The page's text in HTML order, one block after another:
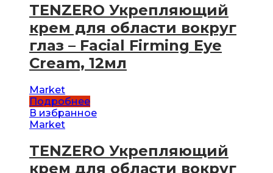
TENZERO Укрепляющий
крем для области вокруг
глаз – Facial Firming Eye
Cream, 12мл
Market
Подробнее
В избранное
Market
TENZERO Укрепляющий
крем для области вокруг